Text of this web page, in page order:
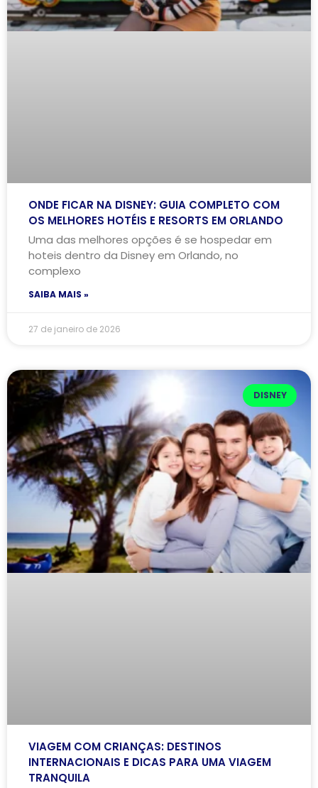
ONDE FICAR NA DISNEY: GUIA COMPLETO COM
OS MELHORES HOTÉIS E RESORTS EM ORLANDO
Uma das melhores opções é se hospedar em
hoteis dentro da Disney em Orlando, no
complexo
SAIBA MAIS »
27 de janeiro de 2026
DISNEY
VIAGEM COM CRIANÇAS: DESTINOS
INTERNACIONAIS E DICAS PARA UMA VIAGEM
TRANQUILA